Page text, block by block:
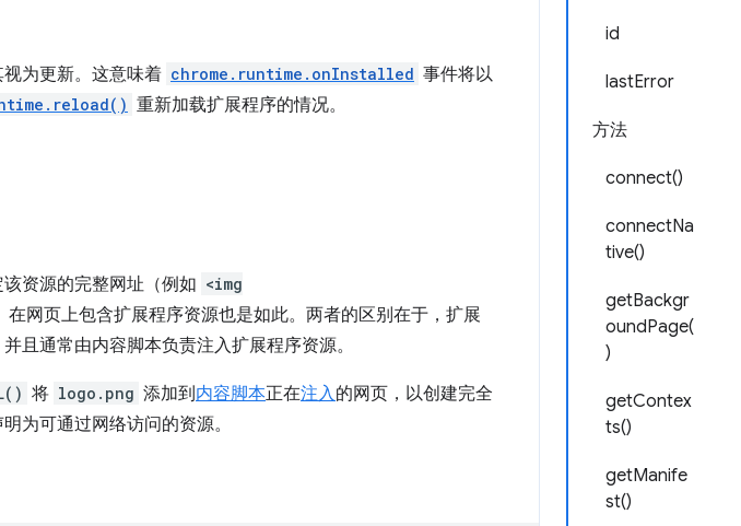
id
lastError
方法
connect()
connectNa
tive()
getBackgr
oundPage(
)
getContex
ts()
getManife
st()
为更新。这意味着 chrome.runtime.onInstalled 事件将以
重新加载扩展程序的情况。
资源的完整网址（例如 <img
在网页上包含扩展程序资源也是如此。两者的区别在于，扩展
且通常由内容脚本负责注入扩展程序资源。
将 logo.png 添加到内容脚本正在注入的网页，以创建完全
为可通过网络访问的资源。